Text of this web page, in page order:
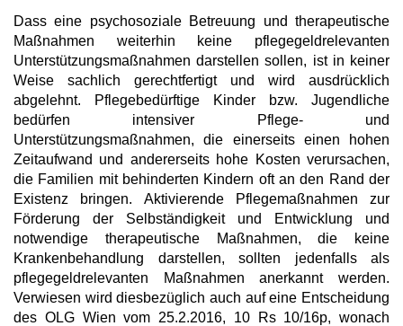
Dass eine psychosoziale Betreuung und therapeutische
Maßnahmen weiterhin keine pflegegeldrelevanten
Unterstützungsmaßnahmen darstellen sollen, ist in keiner
Weise sachlich gerechtfertigt und wird ausdrücklich
abgelehnt. Pflegebedürftige Kinder bzw. Jugendliche
bedürfen intensiver Pflege- und
Unterstützungsmaßnahmen, die einerseits einen hohen
Zeitaufwand und andererseits hohe Kosten verursachen,
die Familien mit behinderten Kindern oft an den Rand der
Existenz bringen. Aktivierende Pflegemaßnahmen zur
Förderung der Selbständigkeit und Entwicklung und
notwendige therapeutische Maßnahmen, die keine
Krankenbehandlung darstellen, sollten jedenfalls als
pflegegeldrelevanten Maßnahmen anerkannt werden.
Verwiesen wird diesbezüglich auch auf eine Entscheidung
des OLG Wien vom 25.2.2016, 10 Rs 10/16p, wonach